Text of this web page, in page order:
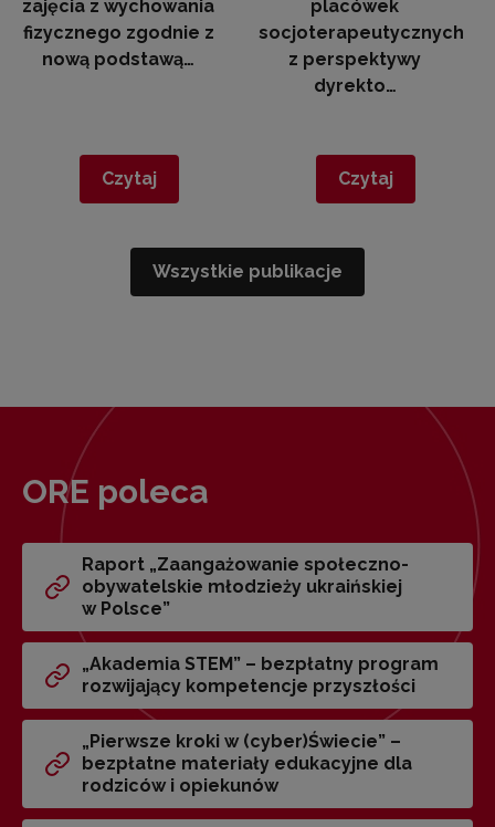
zajęcia z wychowania
fizycznego zgodnie z
nową podstawą…
Czytaj
placówek
socjoterapeutycznych
z perspektywy
dyrekto…
Czytaj
Wszystkie publikacje
ORE poleca
Raport „Zaangażowanie społeczno-
obywatelskie młodzieży ukraińskiej
w Polsce”
„Akademia STEM” – bezpłatny program
rozwijający kompetencje przyszłości
„Pierwsze kroki w (cyber)Świecie” –
bezpłatne materiały edukacyjne dla
rodziców i opiekunów